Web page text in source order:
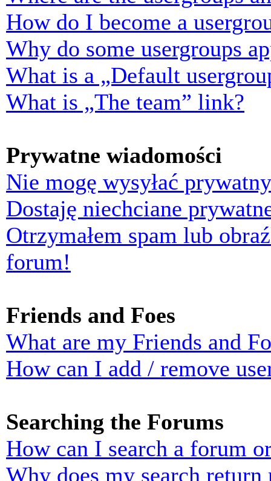
How do I become a
Why do some usergroups
What is a „Default
What is „The team” link?
Prywatne wiadomości
Nie mogę wysyłać
Dostaję niechciane
Otrzymałem spam lub
forum!
Friends and Foes
What are my Friends and
How can I add / remove
Searching the Forums
How can I search a forum
Why does my search return